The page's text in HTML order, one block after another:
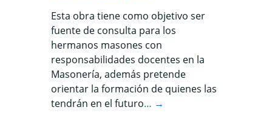
Esta obra tiene como objetivo ser
fuente de consulta para los
hermanos masones con
responsabilidades docentes en la
Masonería, además pretende
orientar la formación de quienes las
tendrán en el futuro… →